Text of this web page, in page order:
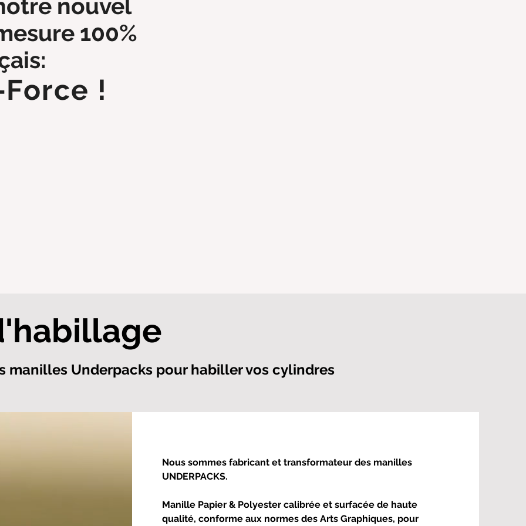
nouvel
100%
!
manilles Underpacks pour habiller vos cylindres
Nous sommes fabricant et transformateur des manilles
UNDERPACKS.​
Manille Papier & Polyester calibrée et surfacée de haute
qualité, conforme aux normes des Arts Graphiques, pour